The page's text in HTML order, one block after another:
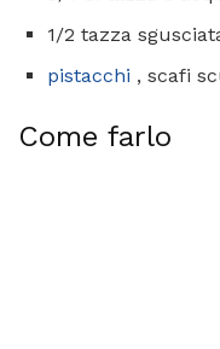
1/2 tazza
pistacchi , scafi
Come farlo